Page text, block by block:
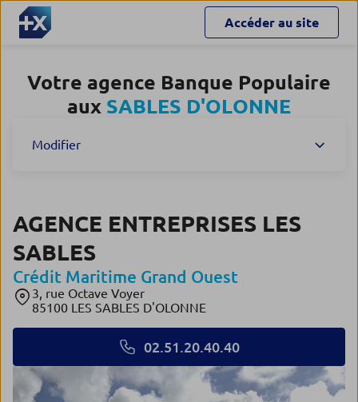
Accéder au site
Votre agence Banque Populaire
aux SABLES D'OLONNE
Modifier
AGENCE ENTREPRISES LES
SABLES
Crédit Maritime Grand Ouest
3, rue Octave Voyer
85100 LES SABLES D'OLONNE
02.51.20.40.40